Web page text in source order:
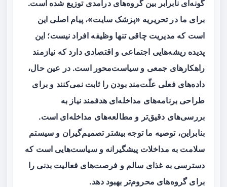
گونه‌ای نابرابر بین گروه‌های درآمدی توزیع شده است.
برای ما در تحریریه «پزشک سایت»، پیام اصلی این
است که مدیریت چاقی تنها وظیفه افراد نیست؛ این
پدیده ریشه‌هایی اجتماعی و اقتصادی دارد که نیازمند
راهکارهای جمعی و سیاست‌محور است. در عین حال،
داده‌های فعلی علّت‌مند بودن را ثابت نمی‌کنند و برای
طراحی برنامه‌های مداخله‌ای هدفمند نیاز به
بررسی‌های دقیق‌تر و مطالعه‌های مداخله‌ای است.
بنابراین، توصیه ما توجه بیشتر تصمیم‌گیران و سیستم
سلامت به مداخلات پیشگیرانه و سیاست‌هایی است که
دسترسی به غذای سالم و فرصت‌های فعالیت بدنی را
برای گروه‌های محروم‌تر بهبود دهد.